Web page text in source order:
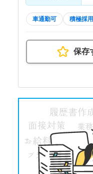
車通勤可 積極採
保存